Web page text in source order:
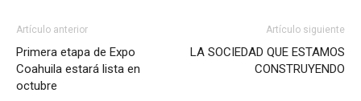
Artículo anterior
Primera etapa de Expo
Coahuila estará lista en
octubre
Artículo siguiente
LA SOCIEDAD QUE ESTAMOS
CONSTRUYENDO